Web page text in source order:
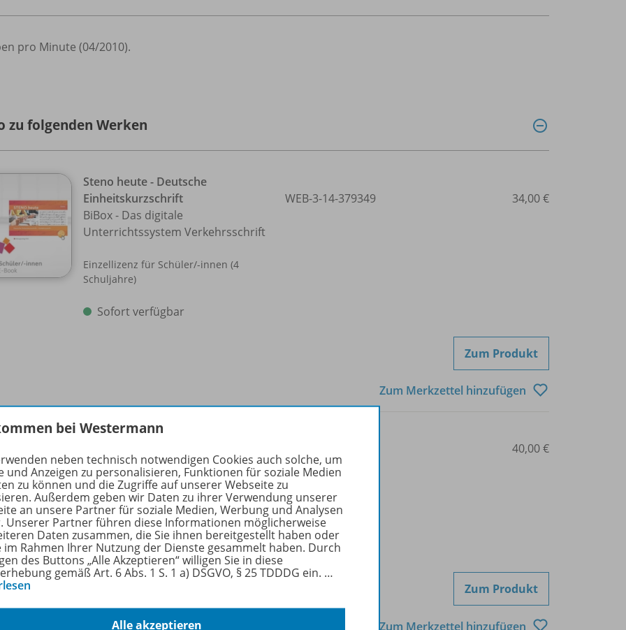
pro Minute (04/2010).
zu folgenden Werken
Steno heute - Deutsche
Einheitskurzschrift
BiBox - Das digitale
Unterrichtssystem Verkehrsschrift
Einzellizenz für Schüler/-innen (4
Schuljahre)
Sofort verfügbar
WEB-3-14-379349 34,00 €
Zum Produkt
Zum Merkzettel hinzufügen
Steno heute - Deutsche
BiBox - Das digitale
Unterrichtssystem Verkehrsschrift
Klassensatz PrintPlus (1 Schuljahr)
Sofort verfügbar
Nur für ausgewählte Kundengruppen
40,00 €
Zum Produkt
Zum Merkzettel hinzufügen
bei Westermann
neben technisch notwendigen Cookies auch solche, um
und Anzeigen zu personalisieren, Funktionen für soziale Medien
zu können und die Zugriffe auf unserer Webseite zu
Außerdem geben wir Daten zu ihrer Verwendung unserer
an unsere Partner für soziale Medien, Werbung und Analysen
Unserer Partner führen diese Informationen möglicherweise
Daten zusammen, die Sie ihnen bereitgestellt haben oder
im Rahmen Ihrer Nutzung der Dienste gesammelt haben. Durch
des Buttons „Alle Akzeptieren“ willigen Sie in diese
gemäß Art. 6 Abs. 1 S. 1 a) DSGVO, § 25 TDDDG ein. …
Alle akzeptieren